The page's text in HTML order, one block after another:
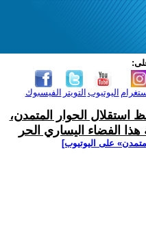
الفيسبوك التويتر اليوتيوب
استقلال الحوار المتمدن،
الفضاء اليساري الحر
على اليوتيوب]